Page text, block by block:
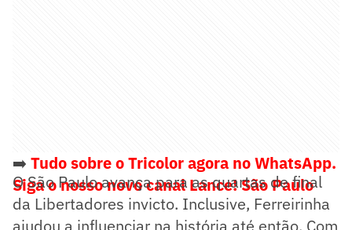
➡️ Tudo sobre o Tricolor agora no WhatsApp.
Siga o nosso novo canal Lance! São Paulo
O São Paulo avança para as quartas de final
da Libertadores invicto. Inclusive, Ferreirinha
ajudou a influenciar na história até então. Com